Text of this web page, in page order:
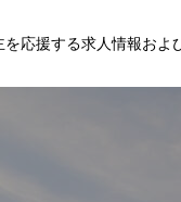
応援する求人情報およ